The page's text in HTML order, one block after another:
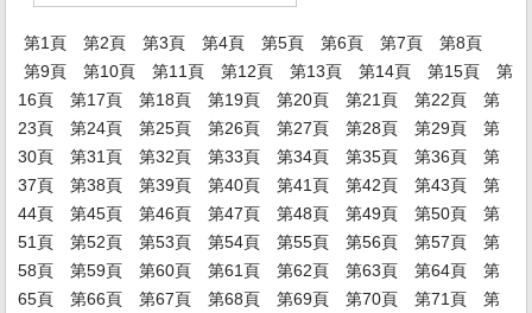
第1頁 第2頁 第3頁 第4頁 第5頁 第6頁 第7頁
第8頁
第9頁
第10頁 第11頁 第12頁 第13頁 第14頁 第15頁
第
16頁
第17頁 第18頁 第19頁 第20頁 第21頁 第22頁
第
23頁
第24頁 第25頁 第26頁 第27頁 第28頁 第29頁
第
30頁
第31頁 第32頁 第33頁 第34頁 第35頁 第36頁
第
37頁
第38頁 第39頁 第40頁 第41頁 第42頁 第43頁
第
44頁
第45頁 第46頁 第47頁 第48頁 第49頁 第50頁
第
51頁
第52頁 第53頁 第54頁 第55頁 第56頁 第57頁
第
58頁
第59頁 第60頁 第61頁 第62頁 第63頁 第64頁
第
65頁
第66頁 第67頁 第68頁 第69頁 第70頁 第71頁
第